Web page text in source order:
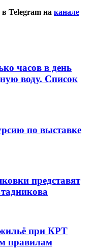
Telegram на канале
часов в день
воду. Список
по выставке
представят
при КРТ
правилам